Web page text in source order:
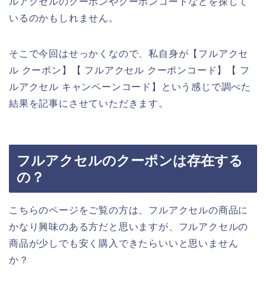
いるのかもしれません。
そこで今回はせっかくなので、私自身が【フルアクセ
ル クーポン】【 フルアクセル クーポンコード】【 フ
ルアクセル キャンペーンコード】という感じで調べた
結果を記事にさせていただきます。
フルアクセルのクーポンは存在する
の？
こちらのページをご覧の方は、フルアクセルの商品に
かなり興味のある方だと思いますが、フルアクセルの
商品が少しでも安く購入できたらいいと思いません
か？